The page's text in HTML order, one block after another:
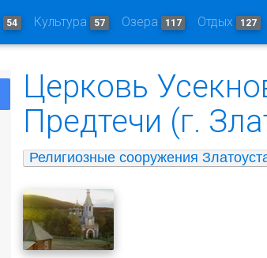
54 Культура 57 Озера 117 Отдых 127
Церковь
Предтечи (г.
Религиозные сооружения